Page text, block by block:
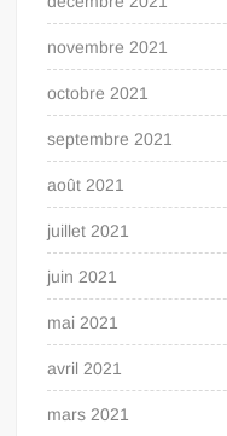
novembre 2021
octobre 2021
septembre 2021
août 2021
juillet 2021
juin 2021
mai 2021
avril 2021
mars 2021